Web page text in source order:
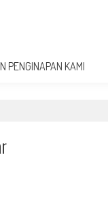
PENGINAPAN KAMI